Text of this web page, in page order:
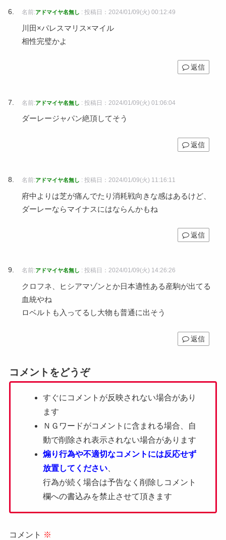
名前:アドマイヤ名無し : 投稿日：2024/01/09(火) 00:12:49
川田×パレスマリス×マイル
相性完璧かよ
返信
名前:アドマイヤ名無し : 投稿日：2024/01/09(火) 01:06:04
ダーレージャパン絶頂してそう
返信
名前:アドマイヤ名無し : 投稿日：2024/01/09(火) 11:16:11
府中よりは芝が痛んでたり消耗戦向きな感はあるけど、
ダーレーならマイナスにはならんかもね
返信
名前:アドマイヤ名無し : 投稿日：2024/01/09(火) 14:26:26
クロフネ、ヒシアマゾンとか日本適性ある産駒が出てる
血統やね
ロベルトも入ってるし大物も普通に出そう
返信
コメントをどうぞ
すぐにコメントが反映されない場合があり
ます
ＮＧワードがコメントに含まれる場合、自
動で削除され表示されない場合があります
煽り行為や不適切なコメントには反応せず
放置してください
行為が続く場合は予告なく削除しコメント
欄への書込みを禁止させて頂きます
コメント ※